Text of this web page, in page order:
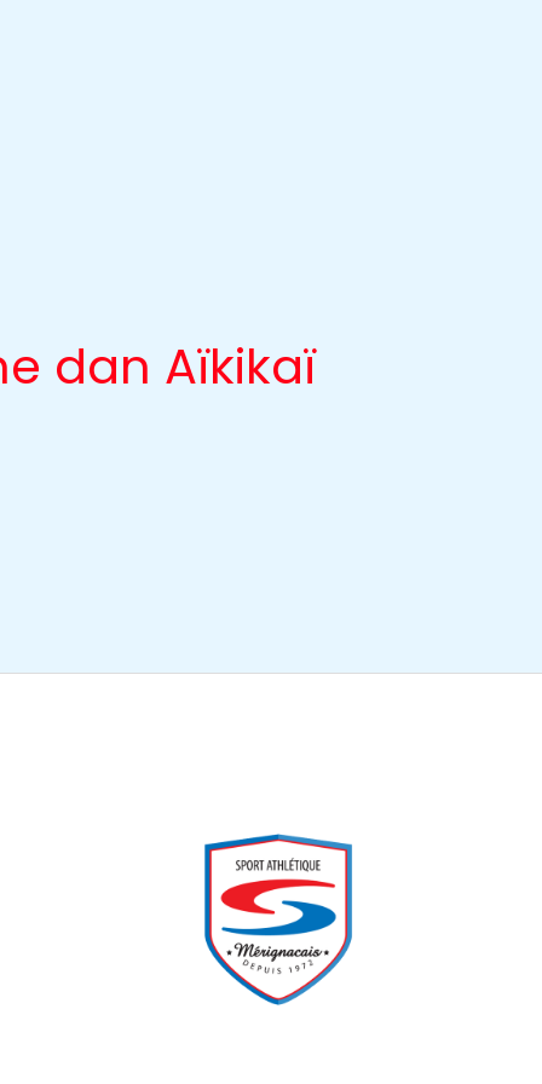
dan Aïkikaï